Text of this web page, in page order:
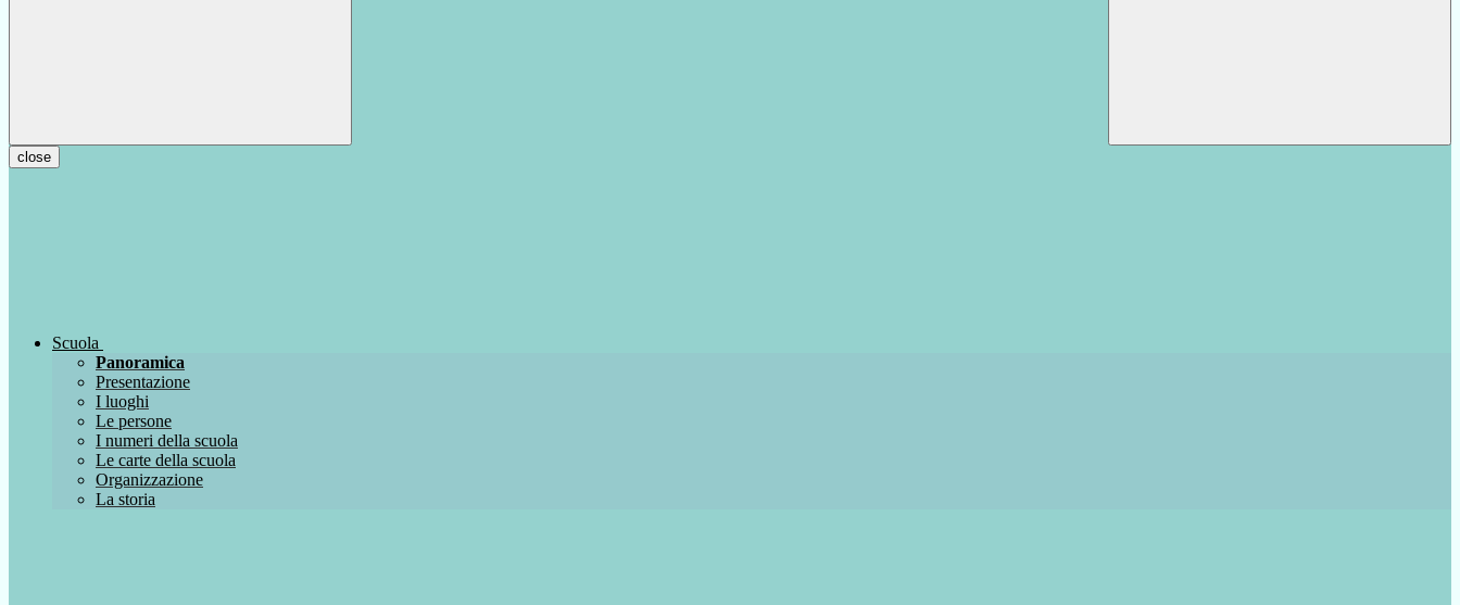
close
Scuola
Panoramica
Presentazione
I luoghi
Le persone
I numeri della scuola
Le carte della scuola
Organizzazione
La storia